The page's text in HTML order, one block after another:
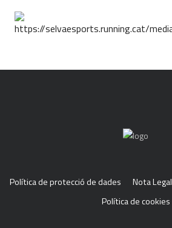
Política de protecció de dades Nota Legal
Política de cookies